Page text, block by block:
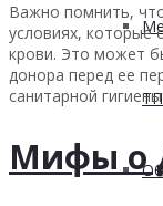
Важно помнить,
условиях, которые
крови. Это может
донора перед ее
санитарной
Мифы о